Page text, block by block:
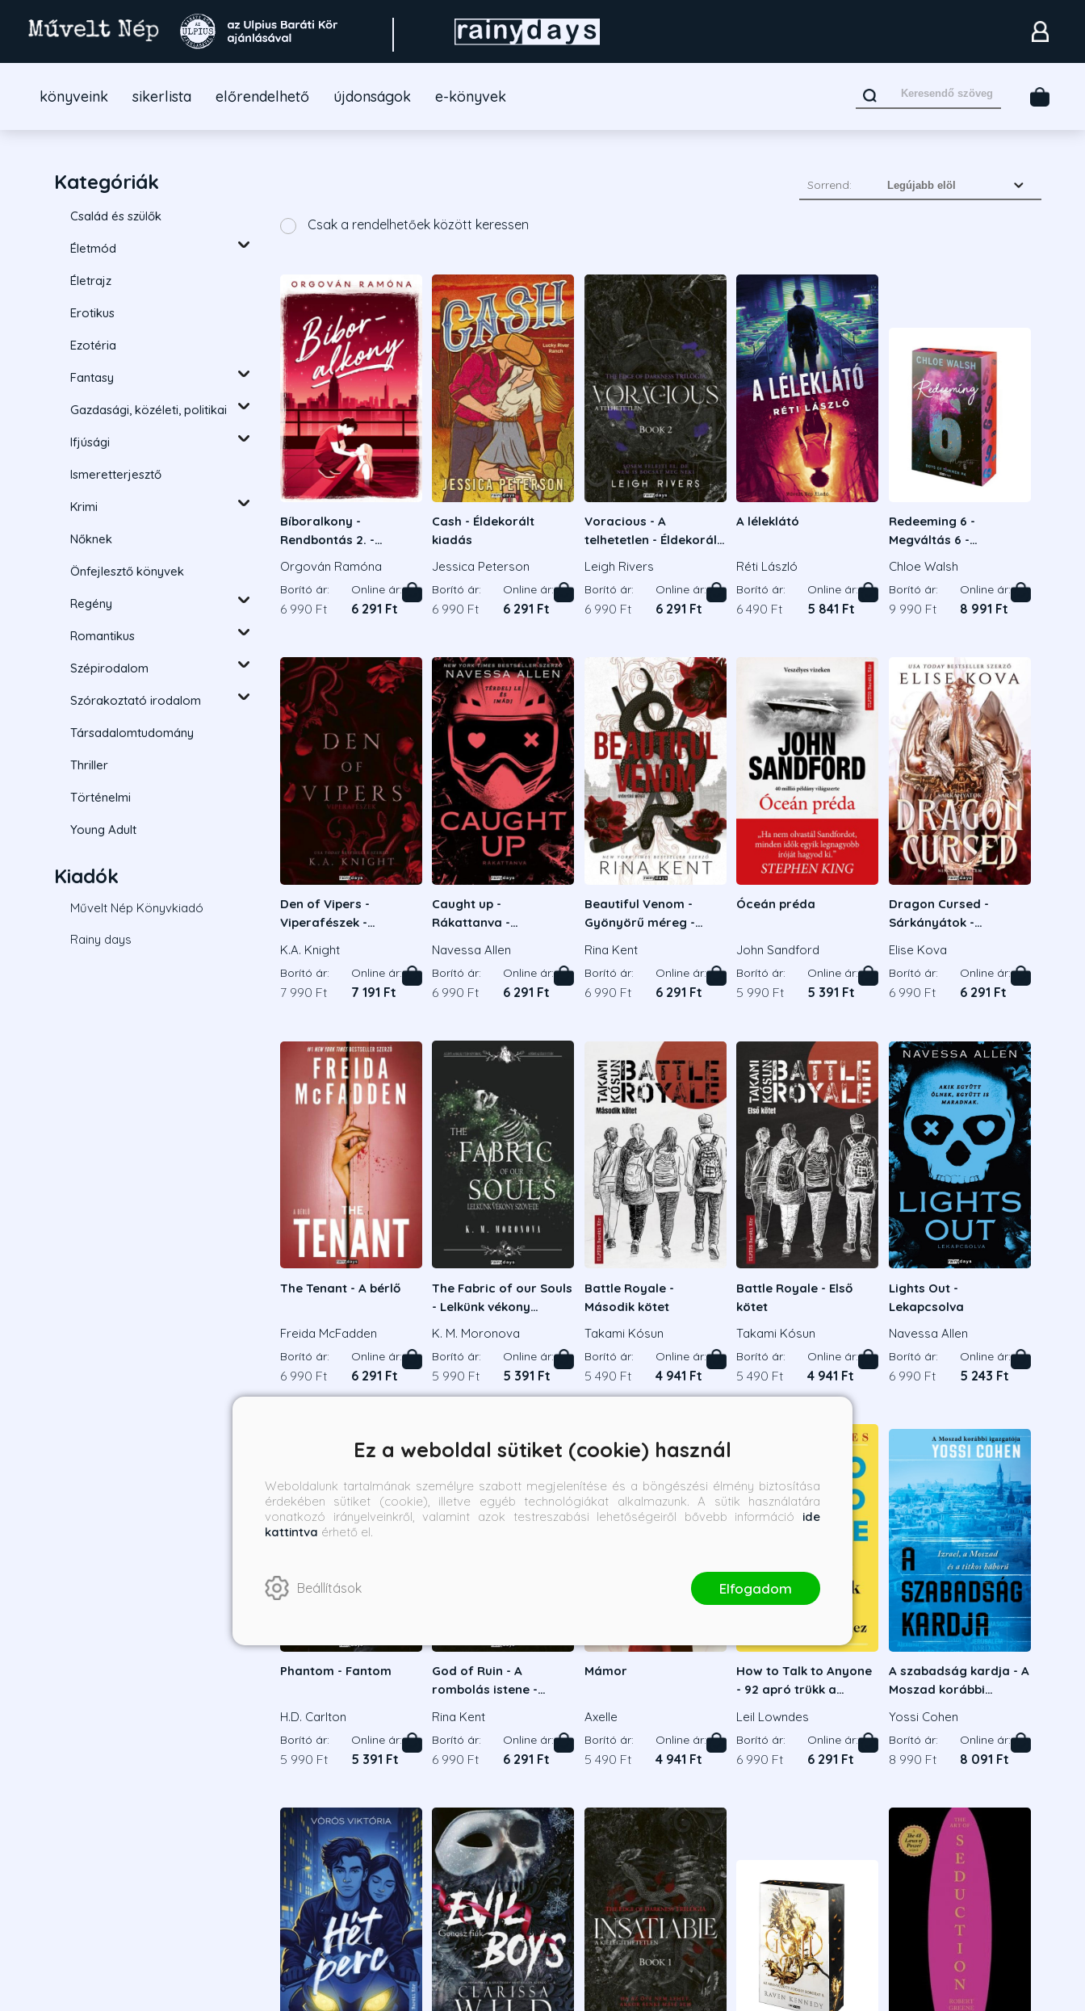
könyveink sikerlista előrendelhető újdonságok e-könyvek
Kategóriák
Család és szülők
Életmód
Életrajz
Erotikus
Ezotéria
Fantasy
Gazdasági, közéleti, politikai
Ifjúsági
Ismeretterjesztő
Krimi
Nőknek
Önfejlesztő könyvek
Regény
Romantikus
Szépirodalom
Szórakoztató irodalom
Társadalomtudomány
Thriller
Történelmi
Young Adult
Kiadók
Művelt Nép Könyvkiadó
Rainy days
Sorrend:
Csak a rendelhetőek között keressen
Bíboralkony -
Rendbontás 2. -
Éldekorált kiadás
Orgován Ramóna
Borító ár:
6 990 Ft
Online ár:
6 291 Ft
Cash - Éldekorált
kiadás
Jessica Peterson
Borító ár:
6 990 Ft
Online ár:
6 291 Ft
Voracious - A
telhetetlen - Éldekorált
kiadás
Leigh Rivers
Borító ár:
6 990 Ft
Online ár:
6 291 Ft
A léleklátó
Réti László
Borító ár:
6 490 Ft
Online ár:
5 841 Ft
Redeeming 6 -
Megváltás 6 -
Éldekorált kiadás
Chloe Walsh
Borító ár:
9 990 Ft
Online ár:
8 991 Ft
Den of Vipers -
Viperafészek -
K.A. Knight
Borító ár:
7 990 Ft
Online ár:
7 191 Ft
Caught up -
Rákattanva -
Navessa Allen
Borító ár:
6 990 Ft
Online ár:
6 291 Ft
Beautiful Venom -
Gyönyörű méreg -
Rina Kent
Borító ár:
6 990 Ft
Online ár:
6 291 Ft
Óceán préda
John Sandford
Borító ár:
5 990 Ft
Online ár:
5 391 Ft
Dragon Cursed -
Sárkányátok -
Elise Kova
Borító ár:
6 990 Ft
Online ár:
6 291 Ft
The Tenant - A bérlő
Freida McFadden
Borító ár:
6 990 Ft
Online ár:
6 291 Ft
The Fabric of our Souls
- Lelkünk vékony
szövete
K. M. Moronova
Borító ár:
5 990 Ft
Online ár:
5 391 Ft
Battle Royale -
Második kötet
Takami Kósun
Borító ár:
5 490 Ft
Online ár:
4 941 Ft
Battle Royale - Első
kötet
Takami Kósun
Borító ár:
5 490 Ft
Online ár:
4 941 Ft
Lights Out -
Lekapcsolva
Navessa Allen
Borító ár:
6 990 Ft
Online ár:
5 243 Ft
Phantom - Fantom
H.D. Carlton
Borító ár:
5 990 Ft
Online ár:
5 391 Ft
God of Ruin - A
rombolás istene -
Rina Kent
Borító ár:
6 990 Ft
Online ár:
6 291 Ft
Mámor
Axelle
Borító ár:
5 490 Ft
Online ár:
4 941 Ft
How to Talk to Anyone
- 92 apró trükk a
Leil Lowndes
Borító ár:
6 990 Ft
Online ár:
6 291 Ft
A szabadság kardja - A
Moszad korábbi
háború
Yossi Cohen
Borító ár:
8 990 Ft
Online ár:
8 091 Ft
Ez a weboldal sütiket (cookie) használ
Weboldalunk tartalmának személyre szabott megjelenítése és a böngészési élmény biztosítása
érdekében sütiket (cookie), illetve egyéb technológiákat alkalmazunk. A sütik használatára
vonatkozó irányelveinkről, valamint azok testreszabási lehetőségeiről bővebb információ ide
kattintva érhető el.
Beállítások Elfogadom